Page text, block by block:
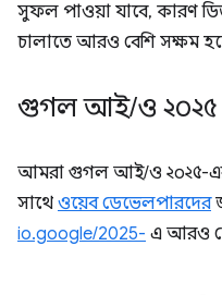
সুফল পাওয়া যাবে, কারণ
চালাতে আরও বেশি সক্ষম
গুগল আই/ও ২০২৫
আমরা গুগল আই/ও ২০২৫-এর
সাথে ওয়েব ডেভেলপারদের
io.google/2025- এ আরও